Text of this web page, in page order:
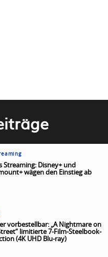
Streaming: Disney+ und
wägen den Einstieg ab
vorbestellbar: „A Nightmare on
limitierte 7-Film-Steelbook-
(4K UHD Blu-ray)